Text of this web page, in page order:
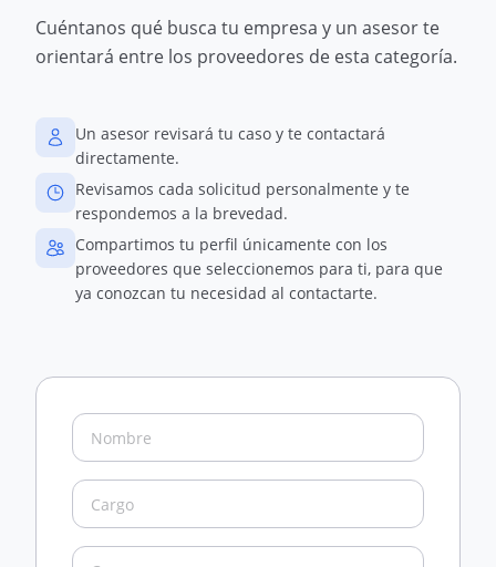
Cuéntanos qué busca tu empresa y un asesor te
orientará entre los proveedores de esta categoría.
Un asesor revisará tu caso y te contactará
directamente.
Revisamos cada solicitud personalmente y te
respondemos a la brevedad.
Compartimos tu perfil únicamente con los
proveedores que seleccionemos para ti, para que
ya conozcan tu necesidad al contactarte.